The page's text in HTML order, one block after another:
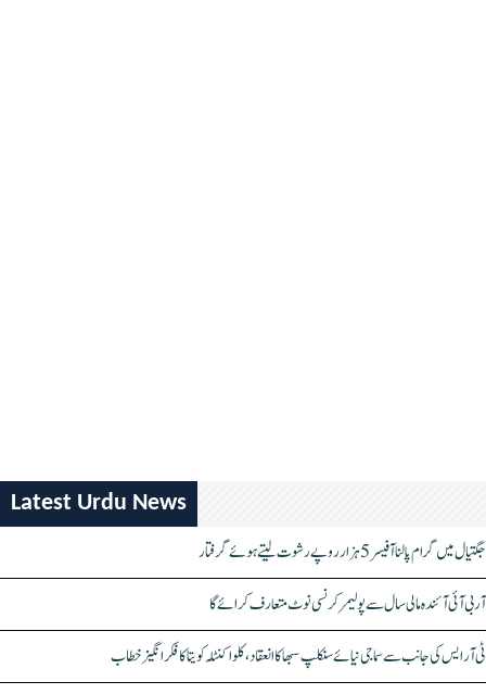
Latest Urdu News
جگتیال میں گرام پالنا آفیسر 5 ہزار روپے رشوت لیتے ہوئے گرفتار
آر بی آئی آئندہ مالی سال سے پولیمر کرنسی نوٹ متعارف کرائے گا
ٹی آر ایس کی جانب سے سماجی نیائے سنکلپ سبھا کا انعقاد، کلواکنٹلہ کویتا کا فکر انگیز خطاب